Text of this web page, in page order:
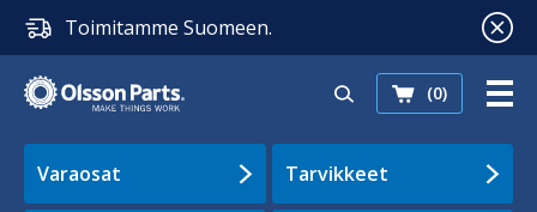
Toimitamme Suomeen.
(0)
Varaosat Tarvikkeet